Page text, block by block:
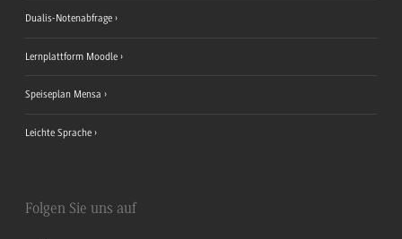
Dualis-Notenabfrage
Lernplattform Moodle
Speiseplan Mensa
Leichte Sprache
Folgen Sie uns auf